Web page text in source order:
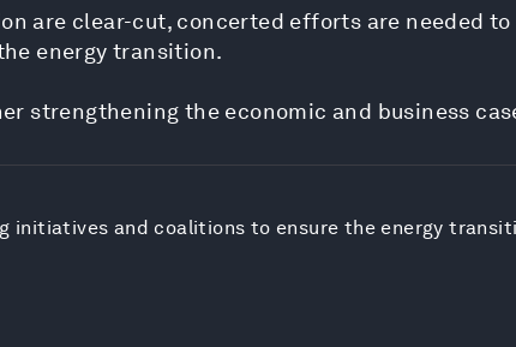
are clear-cut, concerted efforts are needed
energy transition.
strengthening the economic and business
initiatives and coalitions to ensure the energy